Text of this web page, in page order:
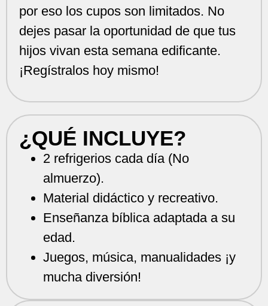
por eso los cupos son limitados. No
dejes pasar la oportunidad de que tus
hijos vivan esta semana edificante.
¡Regístralos hoy mismo!
¿QUÉ INCLUYE?
2 refrigerios cada día (No
almuerzo).
Material didáctico y recreativo.
Enseñanza bíblica adaptada a su
edad.
Juegos, música, manualidades ¡y
mucha diversión!